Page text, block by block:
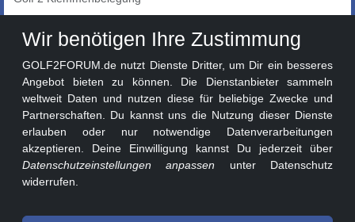
Auto-Showroom
Golf 2 Lackcodes
Sonderversionen
Sonstige Marken
Wir benötigen Ihre Zustimmung
GOLF2FORUM.de nutzt Dienste Dritter, um Dir ein besseres
Angebot bieten zu können. Die Dienstanbieter sammeln
weltweit Daten und nutzen diese für beliebige Zwecke und
Partnerschaften. Du kannst uns die Nutzung dieser Dienste
erlauben oder nur notwendige Datenverarbeitungen
akzeptieren. Deine Einwilligung kannst Du jederzeit über
Datenschutzeinstellungen anpassen unter Datenschutz
widerrufen.